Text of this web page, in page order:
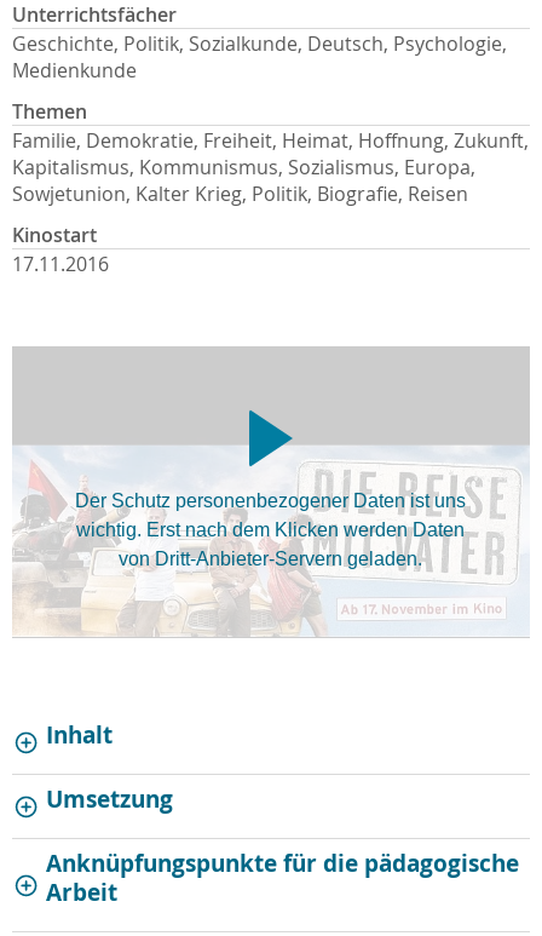
Unterrichtsfächer
Geschichte, Politik, Sozialkunde, Deutsch, Psychologie,
Medienkunde
Themen
Familie, Demokratie, Freiheit, Heimat, Hoffnung, Zukunft,
Kapitalismus, Kommunismus, Sozialismus, Europa,
Sowjetunion, Kalter Krieg, Politik, Biografie, Reisen
Kinostart
17.11.2016
Der Schutz personenbezogener Daten ist uns
wichtig. Erst nach dem Klicken werden Daten
von Dritt-Anbieter-Servern geladen.
Inhalt
Umsetzung
Anknüpfungspunkte für die pädagogische
Arbeit